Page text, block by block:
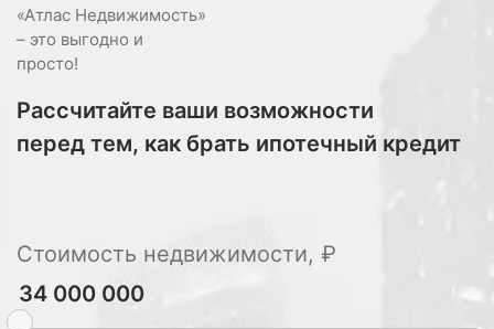
«Атлас Недвижимость»
– это выгодно и
просто!
Рассчитайте ваши возможности
перед тем, как брать ипотечный кредит
Стоимость недвижимости, ₽